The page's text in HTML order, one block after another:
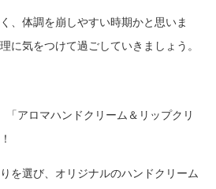
、体調を崩しやすい時期かと思いま
に気をつけて過ごしていきましょう。
「アロマハンドクリーム＆リップクリ
を選び、オリジナルのハンドクリーム